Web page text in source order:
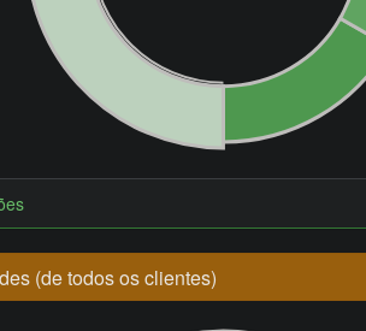
(de todos os clientes)